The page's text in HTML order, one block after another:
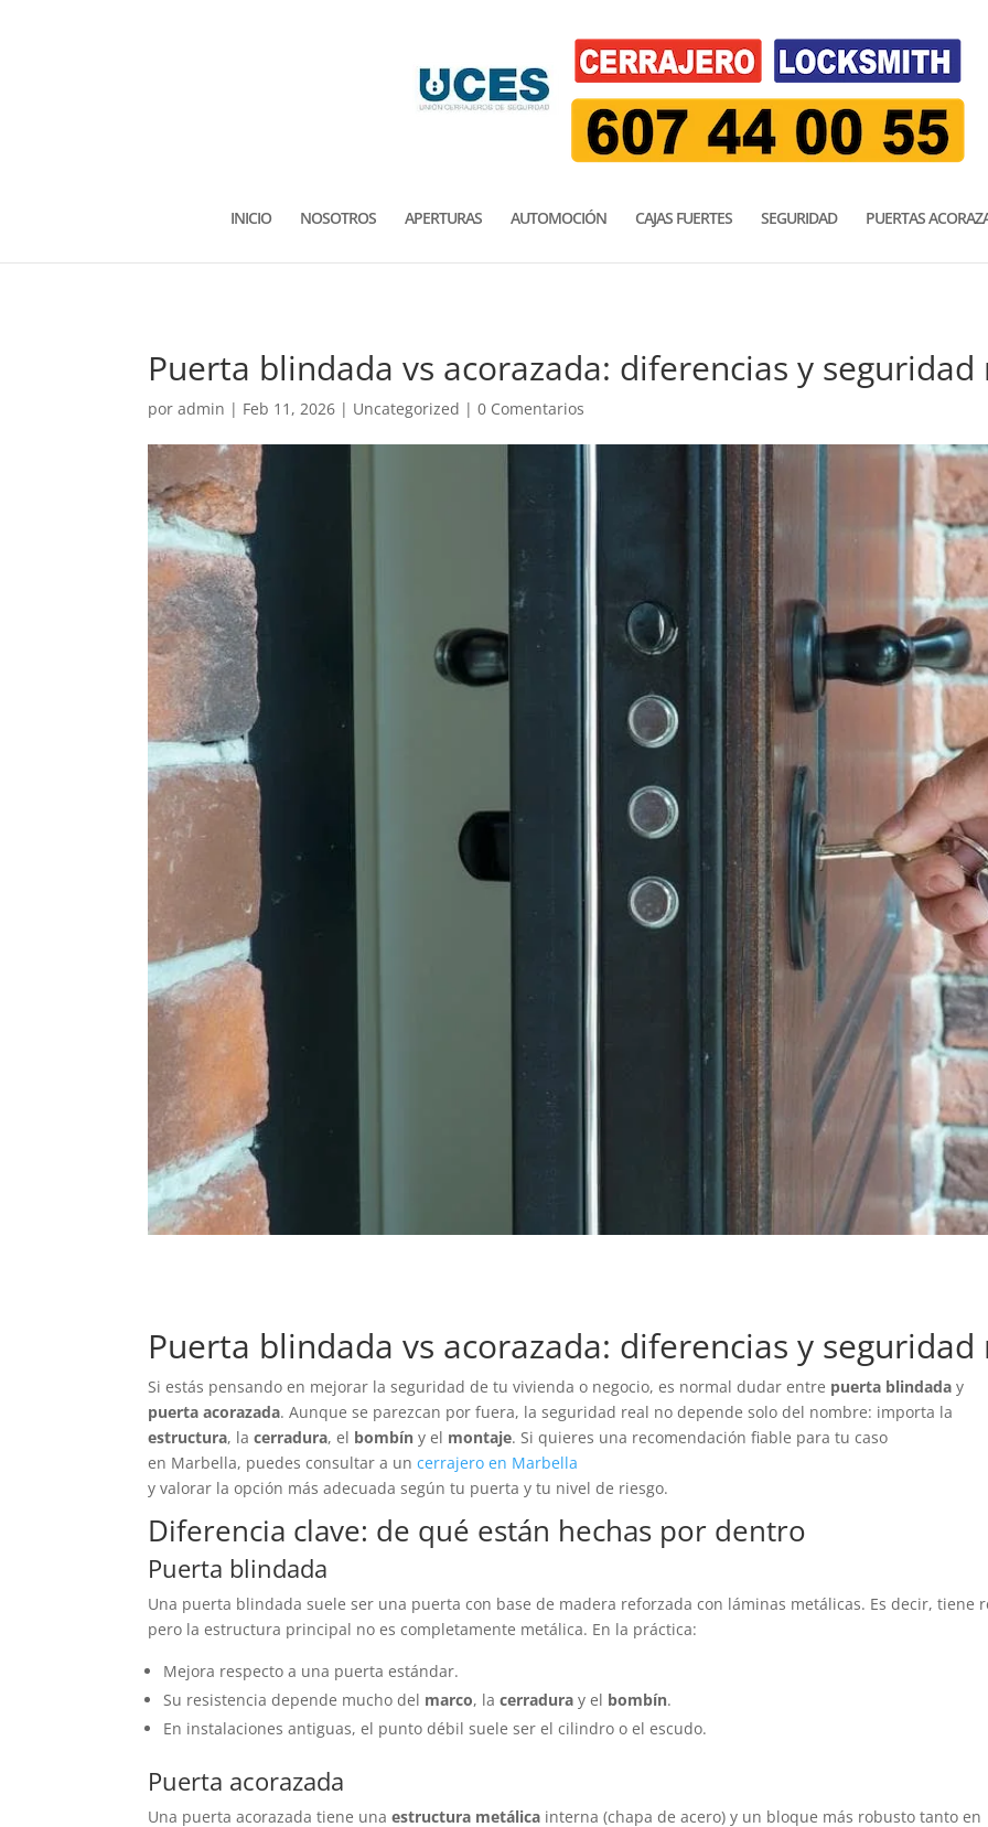
INICIO NOSOTROS APERTURAS AUTOMOCIÓN CAJAS FUERTES SEGURIDAD PUERTAS
Puerta blindada vs acorazada: diferencias y seguridad
poradmin | Feb 11, 2026 | Uncategorized |0 Comentarios
Puerta blindada vs acorazada: diferencias y
Si estás pensando en mejorar la seguridad de tu vivienda o negocio, es normal dudar entre puerta blindada y
puerta acorazada. Aunque se parezcan por fuera, la seguridad real no depende solo del nombre: importa la
estructura, lacerradura, el bombín y el montaje. Si quieres una recomendación fiable para tu caso
en Marbella, puedes consultar a uncerrajero en Marbella
y valorar la opción más adecuada según tu puerta y tu nivel de riesgo.
Diferencia clave: de qué están hechas por dentro
Puerta blindada
Una puerta blindada suele ser una puerta con base de madera reforzada con láminas metálicas. Es decir, tiene
pero la estructura principal no es completamente metálica. En la práctica:
Mejora respecto a una puerta estándar.
Su resistencia depende mucho del marco, lacerradura y el bombín.
En instalaciones antiguas, el punto débil suele ser el cilindro o el escudo.
Puerta acorazada
Una puerta acorazada tiene unaestructura metálica interna (chapa de acero) y un bloque más robusto tanto en